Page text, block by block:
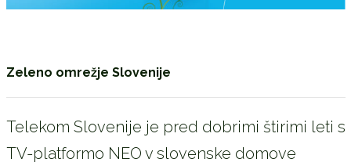
Zeleno omrežje Slovenije
Telekom Slovenije je pred dobrimi štirimi leti s
TV-platformo NEO v slovenske domove